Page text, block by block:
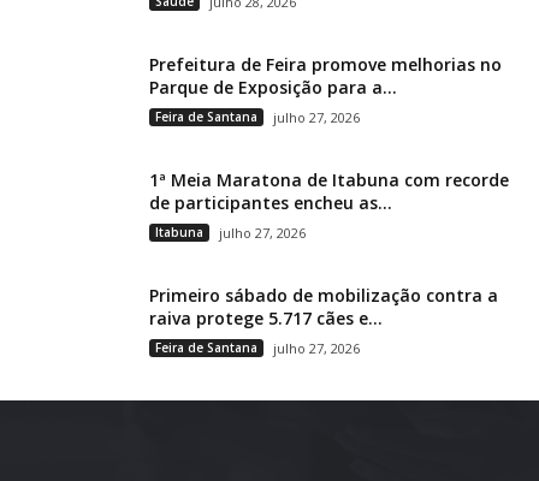
Prefeitura de Feira promove melhorias no
Parque de Exposição para a...
Feira de Santana julho 27, 2026
1ª Meia Maratona de Itabuna com recorde
de participantes encheu as...
Itabuna julho 27, 2026
Primeiro sábado de mobilização contra a
raiva protege 5.717 cães e...
Feira de Santana julho 27, 2026